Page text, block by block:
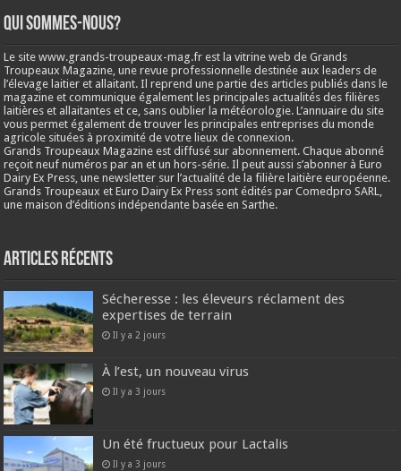
Qui sommes-nous?
Le site www.grands-troupeaux-mag.fr est la vitrine web de Grands
Troupeaux Magazine, une revue professionnelle destinée aux leaders de
l’élevage laitier et allaitant. Il reprend une partie des articles publiés dans le
magazine et communique également les principales actualités des filières
laitières et allaitantes et ce, sans oublier la météorologie. L’annuaire du site
vous permet également de trouver les principales entreprises du monde
agricole situées à proximité de votre lieux de connexion.
Grands Troupeaux Magazine est diffusé sur abonnement. Chaque abonné
reçoit neuf numéros par an et un hors-série. Il peut aussi s’abonner à Euro
Dairy Ex Press, une newsletter sur l’actualité de la filière laitière européenne.
Grands Troupeaux et Euro Dairy Ex Press sont édités par Comedpro SARL,
une maison d’éditions indépendante basée en Sarthe.
Articles récents
Sécheresse : les éleveurs réclament des
expertises de terrain
Il y a 2 jours
À l’est, un nouveau virus
Il y a 3 jours
Un été fructueux pour Lactalis
Il y a 3 jours